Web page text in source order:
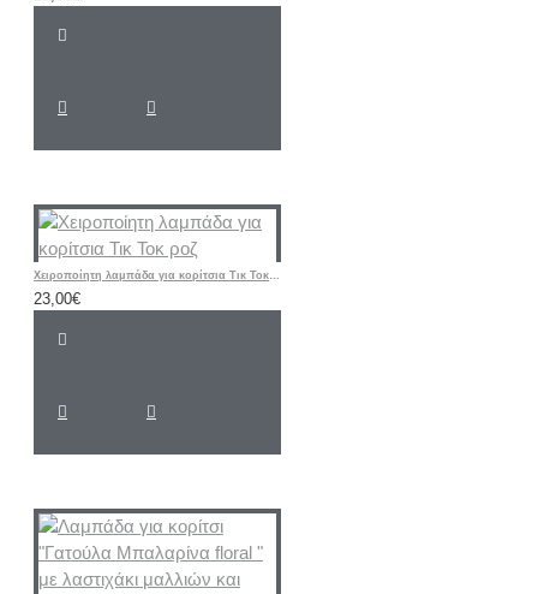
Χειροποίητη λαμπάδα για κορίτσια Τικ Τοκ ροζ
23,00€